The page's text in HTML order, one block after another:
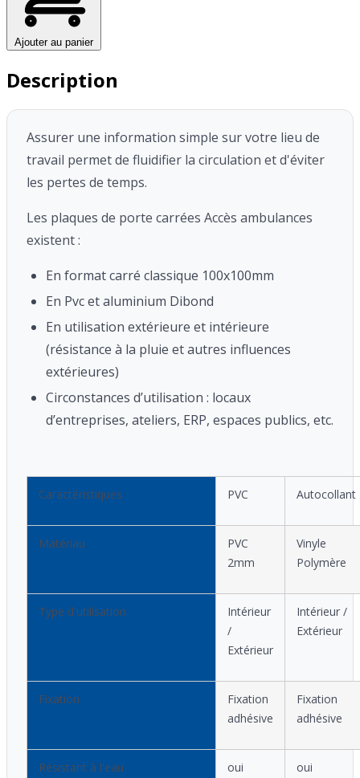
Ajouter au panier
Description
Assurer une information simple sur votre lieu de
travail permet de fluidifier la circulation et d'éviter
les pertes de temps.
Les plaques de porte carrées Accès ambulances
existent :
En format carré classique 100x100mm
En Pvc et aluminium Dibond
En utilisation extérieure et intérieure
(résistance à la pluie et autres influences
extérieures)
Circonstances d’utilisation : locaux
d’entreprises, ateliers, ERP, espaces publics, etc.
Caractéristiques PVC Autocollant
Matériau
PVC
2mm
Vinyle
Polymère
Type d'utilisation
Intérieur
/
Extérieur
Intérieur /
Extérieur
Fixation
Fixation
adhésive
Fixation
adhésive
Résistant à l'eau oui oui